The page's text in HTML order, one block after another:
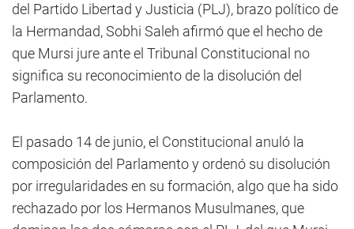
del Partido Libertad y Justicia (PLJ), brazo político de
la Hermandad, Sobhi Saleh afirmó que el hecho de
que Mursi jure ante el Tribunal Constitucional no
significa su reconocimiento de la disolución del
Parlamento.
El pasado 14 de junio, el Constitucional anuló la
composición del Parlamento y ordenó su disolución
por irregularidades en su formación, algo que ha sido
rechazado por los Hermanos Musulmanes, que